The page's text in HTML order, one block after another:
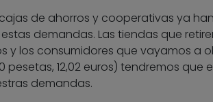
de ahorros y cooperativas ya
demandas. Las tiendas que
y los consumidores que vayamos a
12,02 euros) tendremos que
demandas.